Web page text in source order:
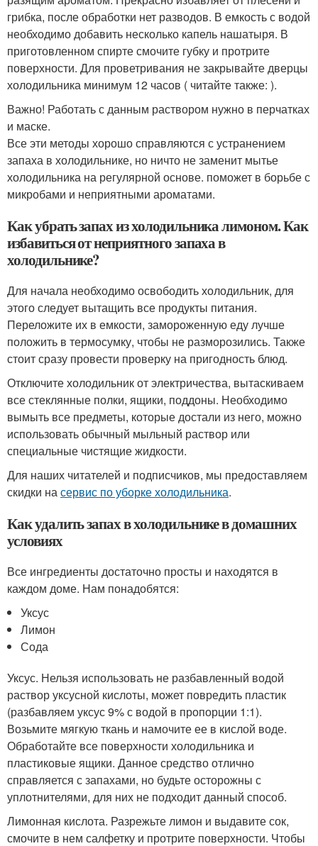
грибка, после обработки нет разводов. В емкость с водой
необходимо добавить несколько капель нашатыря. В
приготовленном спирте смочите губку и протрите
поверхности. Для проветривания не закрывайте дверцы
холодильника минимум 12 часов ( читайте также: ).
Важно! Работать с данным раствором нужно в перчатках
и маске.
Все эти методы хорошо справляются с устранением
запаха в холодильнике, но ничто не заменит мытье
холодильника на регулярной основе. поможет в борьбе с
микробами и неприятными ароматами.
Как убрать запах из холодильника лимоном. Как
избавиться от неприятного запаха в
холодильнике?
Для начала необходимо освободить холодильник, для
этого следует вытащить все продукты питания.
Переложите их в емкости, замороженную еду лучше
положить в термосумку, чтобы не разморозились. Также
стоит сразу провести проверку на пригодность блюд.
Отключите холодильник от электричества, вытаскиваем
все стеклянные полки, ящики, поддоны. Необходимо
вымыть все предметы, которые достали из него, можно
использовать обычный мыльный раствор или
специальные чистящие жидкости.
Для наших читателей и подписчиков, мы предоставляем
скидки насервис по уборке холодильника.
Как удалить запах в холодильнике в домашних
условиях
Все ингредиенты достаточно просты и находятся в
каждом доме. Нам понадобятся:
Уксус
Лимон
Сода
Уксус. Нельзя использовать не разбавленный водой
раствор уксусной кислоты, может повредить пластик
(разбавляем уксус 9% с водой в пропорции 1:1).
Возьмите мягкую ткань и намочите ее в кислой воде.
Обработайте все поверхности холодильника и
пластиковые ящики. Данное средство отлично
справляется с запахами, но будьте осторожны с
уплотнителями, для них не подходит данный способ.
Лимонная кислота. Разрежьте лимон и выдавите сок,
смочите в нем салфетку и протрите поверхности. Чтобы